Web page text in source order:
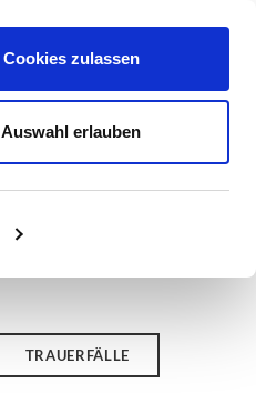
Cookies zulassen
Auswahl erlauben
TRAUERFÄLLE